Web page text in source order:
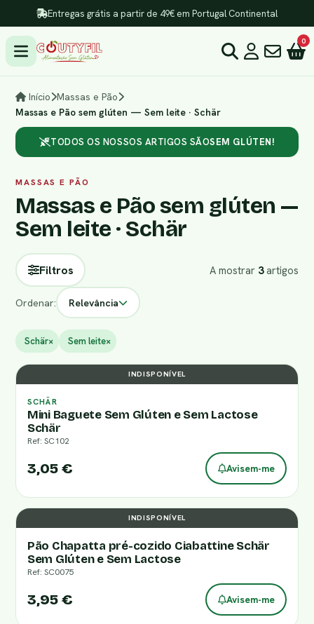
Entregas grátis a partir de 49€ em Portugal Continental
0
Início Massas e Pão
Massas e Pão sem glúten — Sem leite · Schär
TODOS OS NOSSOS ARTIGOS SÃOSEM GLÚTEN!
MASSAS E PÃO
Massas e Pão sem glúten —
Sem leite · Schär
Filtros A mostrar 3artigos
Ordenar: Relevância
Schär× Sem leite×
INDISPONÍVEL
SCHÄR
Mini Baguete Sem Glúten e Sem Lactose
Schär
Ref: SC102
3,05 € Avisem-me
INDISPONÍVEL
Pão Chapatta pré-cozido Ciabattine Schär
Sem Glúten e Sem Lactose
Ref: SC0075
3,95 € Avisem-me